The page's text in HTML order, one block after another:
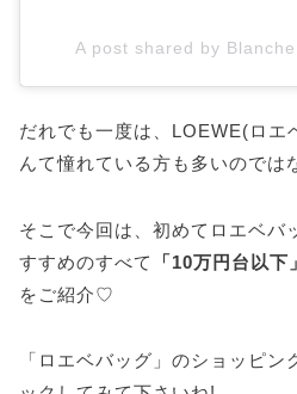
A post shared by
だれでも一度は、LOEWE(ロエ
んて憧れている方も多いのでは
そこで今回は、初めてロエベバ
すすめのすべて
「10万円台以下」
をご紹介♡
「ロエベバッグ」のショッピ